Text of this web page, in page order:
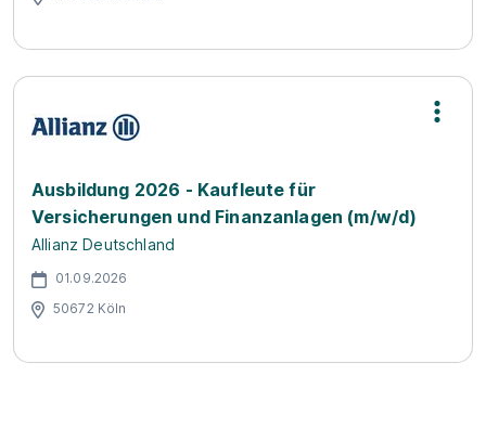
Ausbildung 2026 - Kaufleute für
Versicherungen und Finanzanlagen (m/w/d)
Allianz Deutschland
01.09.2026
50672 Köln